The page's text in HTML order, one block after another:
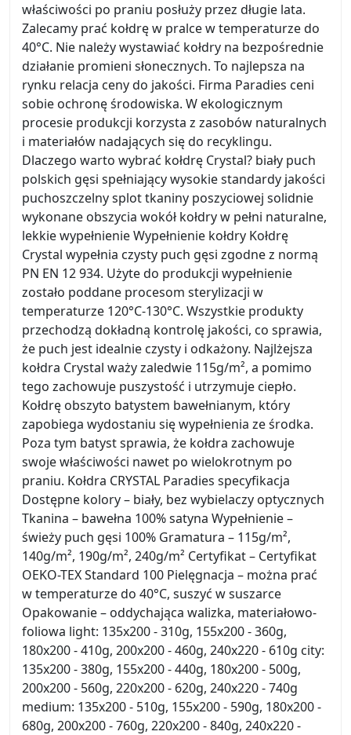
właściwości po praniu posłuży przez długie lata.
Zalecamy prać kołdrę w pralce w temperaturze do
40°C. Nie należy wystawiać kołdry na bezpośrednie
działanie promieni słonecznych. To najlepsza na
rynku relacja ceny do jakości. Firma Paradies ceni
sobie ochronę środowiska. W ekologicznym
procesie produkcji korzysta z zasobów naturalnych
i materiałów nadających się do recyklingu.
Dlaczego warto wybrać kołdrę Crystal? biały puch
polskich gęsi spełniający wysokie standardy jakości
puchoszczelny splot tkaniny poszyciowej solidnie
wykonane obszycia wokół kołdry w pełni naturalne,
lekkie wypełnienie Wypełnienie kołdry Kołdrę
Crystal wypełnia czysty puch gęsi zgodne z normą
PN EN 12 934. Użyte do produkcji wypełnienie
zostało poddane procesom sterylizacji w
temperaturze 120°C-130°C. Wszystkie produkty
przechodzą dokładną kontrolę jakości, co sprawia,
że puch jest idealnie czysty i odkażony. Najlżejsza
kołdra Crystal waży zaledwie 115g/m², a pomimo
tego zachowuje puszystość i utrzymuje ciepło.
Kołdrę obszyto batystem bawełnianym, który
zapobiega wydostaniu się wypełnienia ze środka.
Poza tym batyst sprawia, że kołdra zachowuje
swoje właściwości nawet po wielokrotnym po
praniu. Kołdra CRYSTAL Paradies specyfikacja
Dostępne kolory – biały, bez wybielaczy optycznych
Tkanina – bawełna 100% satyna Wypełnienie –
świeży puch gęsi 100% Gramatura – 115g/m²,
140g/m², 190g/m², 240g/m² Certyfikat – Certyfikat
OEKO-TEX Standard 100 Pielęgnacja – można prać
w temperaturze do 40°C, suszyć w suszarce
Opakowanie – oddychająca walizka, materiałowo-
foliowa light: 135x200 - 310g, 155x200 - 360g,
180x200 - 410g, 200x200 - 460g, 240x220 - 610g city:
135x200 - 380g, 155x200 - 440g, 180x200 - 500g,
200x200 - 560g, 220x200 - 620g, 240x220 - 740g
medium: 135x200 - 510g, 155x200 - 590g, 180x200 -
680g, 200x200 - 760g, 220x200 - 840g, 240x220 -